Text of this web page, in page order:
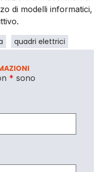
di modelli informatici,
quadri elettrici
* sono